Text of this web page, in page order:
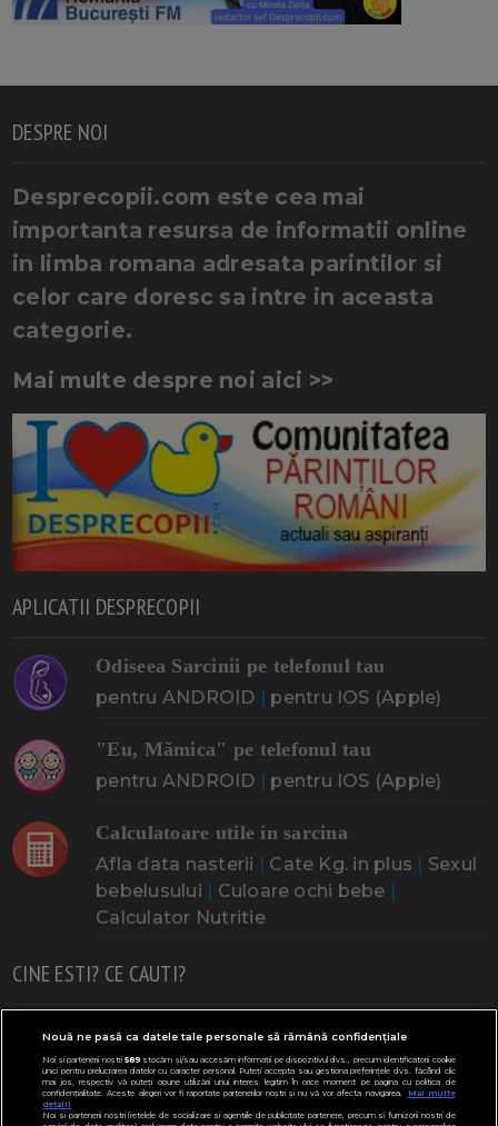
DESPRE NOI
Desprecopii.com este cea mai
importanta resursa de informatii online
in limba romana adresata parintilor si
celor care doresc sa intre in aceasta
categorie.
Mai multe despre noi aici >>
APLICATII DESPRECOPII
Odiseea Sarcinii pe telefonul tau
pentru ANDROID | pentru IOS (Apple)
"Eu, Mămica" pe telefonul tau
pentru ANDROID | pentru IOS (Apple)
Calculatoare utile in sarcina
Afla data nasterii | Cate Kg. in plus | Sexul
bebelusului | Culoare ochi bebe |
Calculator Nutritie
CINE ESTI? CE CAUTI?
Doresc un copil Adoptia Probleme cu sarcina
Urmeaza sa nasc Probleme alaptare Bebe plange
Bebe febra Caut bona Cresa, Gradinta
Nouă ne pasă ca datele tale personale să rămână confidențiale
Noi și partenerii noștri589stocăm și/sau accesăm informații pe dispozitivul dvs., precum identificatorii cookie
unici pentru prelucrarea datelor cu caracter personal. Puteți accepta sau gestiona preferințele dvs. făcând clic
mai jos, respectiv vă puteți opune utilizării unui interes legitim în orice moment pe pagina cu politica de
confidențialitate. Aceste alegeri vor fi raportate partenerilor noștri și nu vă vor afecta navigarea.
Mai multe
detalii
Noi si partenerii nostri (retelele de socializare si agentiile de publicitate partenere, precum si furnizorii nostri de